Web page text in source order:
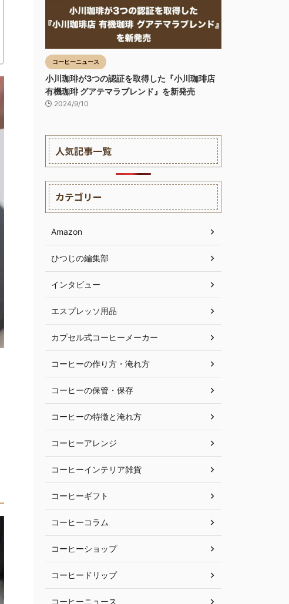
コーヒーニュース
小川珈琲が3つの認証を取得した『小川珈琲店
有機珈琲 グアテマラブレンド』を新発売
2024/9/10
人気記事一覧
カテゴリー
Amazon
ひつじの編集部
インタビュー
エスプレッソ用品
カプセル式コーヒーメーカー
コーヒーの作り方・淹れ方
コーヒーの保管・保存
コーヒーの特徴と淹れ方
コーヒーアレンジ
コーヒーインテリア雑貨
コーヒーギフト
コーヒーコラム
コーヒーショップ
コーヒードリップ
コーヒーニュース